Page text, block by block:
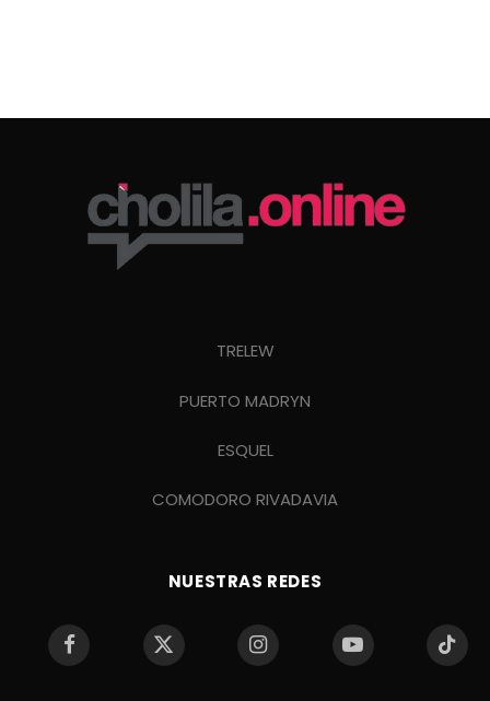
TRELEW
PUERTO MADRYN
ESQUEL
COMODORO RIVADAVIA
NUESTRAS REDES
Facebook
X
Instagram YouTube